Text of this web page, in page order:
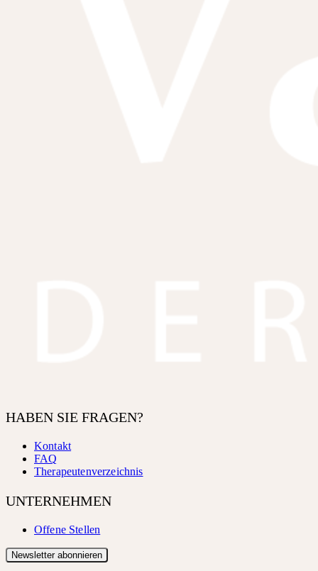
HABEN SIE FRAGEN?
Kontakt
FAQ
Therapeutenverzeichnis
UNTERNEHMEN
Offene Stellen
Newsletter abonnieren